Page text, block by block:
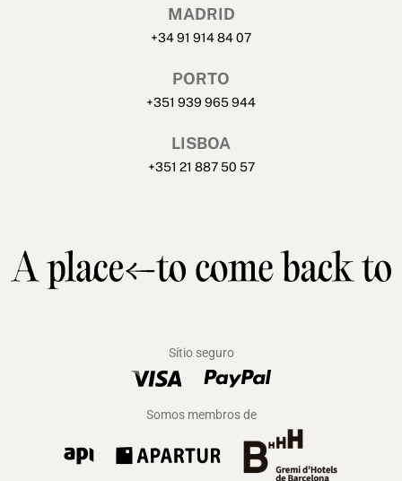
MADRID
+34 91 914 84 07
PORTO
+351 939 965 944
LISBOA
+351 21 887 50 57
Sítio seguro
Somos membros de